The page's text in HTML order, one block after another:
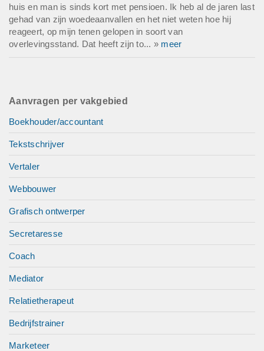
huis en man is sinds kort met pensioen. Ik heb al de jaren last
gehad van zijn woedeaanvallen en het niet weten hoe hij
reageert, op mijn tenen gelopen in soort van
overlevingsstand. Dat heeft zijn to... » meer
Aanvragen per vakgebied
Boekhouder/accountant
Tekstschrijver
Vertaler
Webbouwer
Grafisch ontwerper
Secretaresse
Coach
Mediator
Relatietherapeut
Bedrijfstrainer
Marketeer